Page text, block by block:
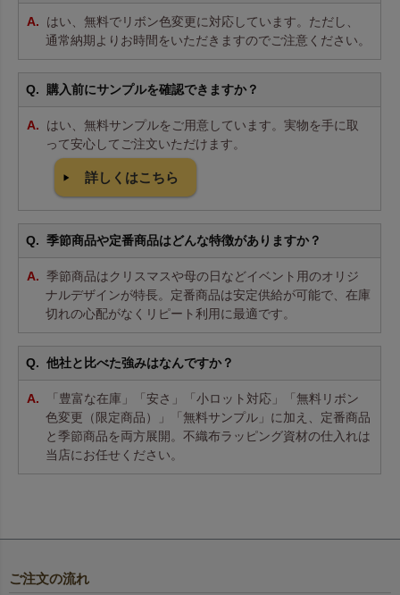
はい、無料でリボン色変更に対応しています。ただし、
通常納期よりお時間をいただきますのでご注意ください。
購入前にサンプルを確認できますか？
はい、無料サンプルをご用意しています。実物を手に取
って安心してご注文いただけます。
詳しくはこちら
季節商品や定番商品はどんな特徴がありますか？
季節商品はクリスマスや母の日などイベント用のオリジ
ナルデザインが特長。定番商品は安定供給が可能で、在庫
切れの心配がなくリピート利用に最適です。
他社と比べた強みはなんですか？
「豊富な在庫」「安さ」「小ロット対応」「無料リボン
色変更（限定商品）」「無料サンプル」に加え、定番商品
と季節商品を両方展開。不織布ラッピング資材の仕入れは
当店にお任せください。
ご注文の流れ